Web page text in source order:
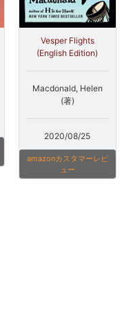
Vesper Flights
(English Edition)
Macdonald, Helen
(著)
2020/08/25
amazonカスタマーレビ
ュー